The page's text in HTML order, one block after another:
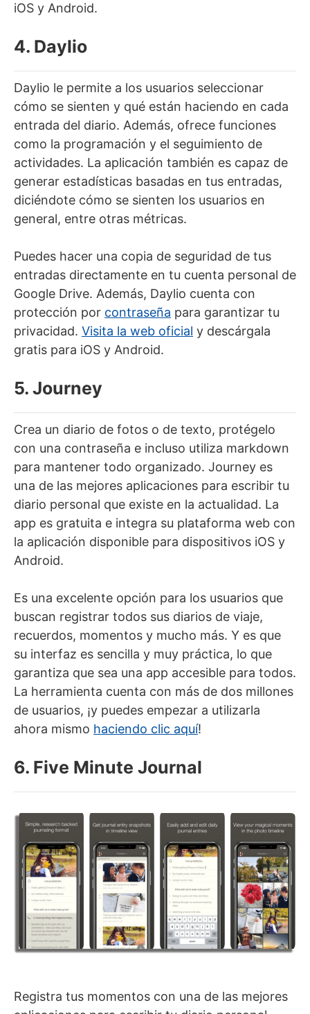
iOS y Android.
4. Daylio
Daylio le permite a los usuarios seleccionar
cómo se sienten y qué están haciendo en cada
entrada del diario. Además, ofrece funciones
como la programación y el seguimiento de
actividades. La aplicación también es capaz de
generar estadísticas basadas en tus entradas,
diciéndote cómo se sienten los usuarios en
general, entre otras métricas.
Puedes hacer una copia de seguridad de tus
entradas directamente en tu cuenta personal de
Google Drive. Además, Daylio cuenta con
protección por contraseña para garantizar tu
privacidad. Visita la web oficial y descárgala
gratis para iOS y Android.
5. Journey
Crea un diario de fotos o de texto, protégelo
con una contraseña e incluso utiliza markdown
para mantener todo organizado. Journey es
una de las mejores aplicaciones para escribir tu
diario personal que existe en la actualidad. La
app es gratuita e integra su plataforma web con
la aplicación disponible para dispositivos iOS y
Android.
Es una excelente opción para los usuarios que
buscan registrar todos sus diarios de viaje,
recuerdos, momentos y mucho más. Y es que
su interfaz es sencilla y muy práctica, lo que
garantiza que sea una app accesible para todos.
La herramienta cuenta con más de dos millones
de usuarios, ¡y puedes empezar a utilizarla
ahora mismo haciendo clic aquí!
6. Five Minute Journal
Registra tus momentos con una de las mejores